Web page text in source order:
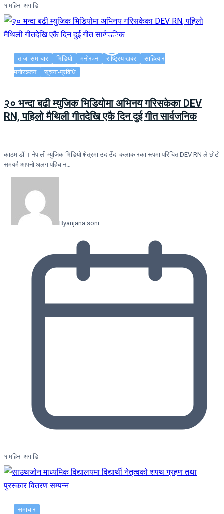
१ महिना अगाडि
ताजा समाचार भिडियो मनोरञ्न राष्ट्रिय खबर
साहित्य र
मनोरञ्जन
सूचना-प्रविधि
२० भन्दा बढी म्युजिक भिडियोमा अभिनय गरिसकेका DEV
RN, पहिलो मैथिली गीतदेखि एकै दिन दुई गीत सार्वजनिक
काठमाडौं । नेपाली म्युजिक भिडियो क्षेत्रमा उदाउँदा कलाकारका रूपमा परिचित DEV RN ले छोटो
समयमै आफ्नो अलग पहिचान…
Byanjana soni
१ महिना अगाडि
समाचार